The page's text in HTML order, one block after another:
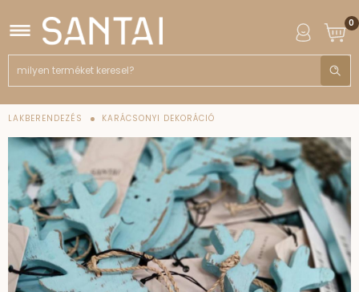
0
LAKBERENDEZÉS KARÁCSONYI DEKORÁCIÓ